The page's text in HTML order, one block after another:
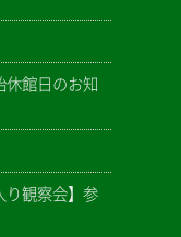
館日のお知
り観察会】参